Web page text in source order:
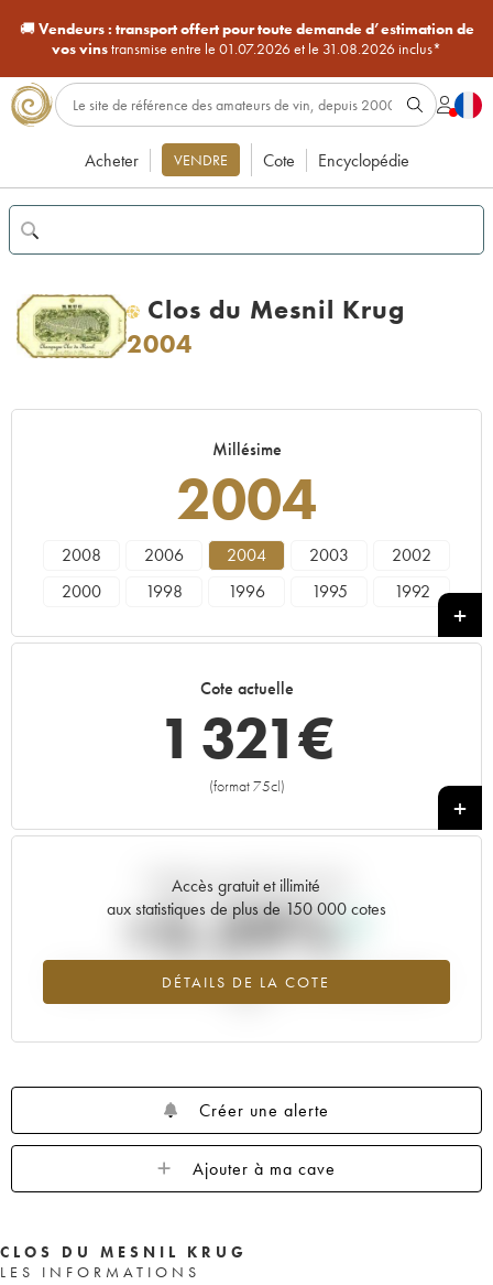
🚚Vendeurs : transport offert pour toute demande d’estimation de
vos vinstransmise entre le 01.07.2026 et le 31.08.2026 inclus*
Acheter VENDRE Cote Encyclopédie
H
Clos du Mesnil Krug
2004
Millésime
2004
2008 2006 2004 2003
2002
2000
1998 1996 1995
1992
Cote actuelle
1 321€
(format 75cl)
+
Accès gratuit et illimité
aux statistiques de plus de 150 000 cotes
DÉTAILS DE LA COTE
Tendance actuelle de la cote
+5.39%
Tendance à la hausse du millésime 2004 en 2026 par rapport à
Créer une alerte
Ajouter à ma cave
CLOS DU MESNIL KRUG
LES INFORMATIONS